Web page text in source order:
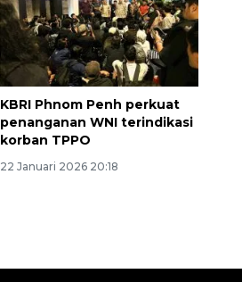
KBRI Phnom Penh perkuat
penanganan WNI terindikasi
korban TPPO
22 Januari 2026 20:18